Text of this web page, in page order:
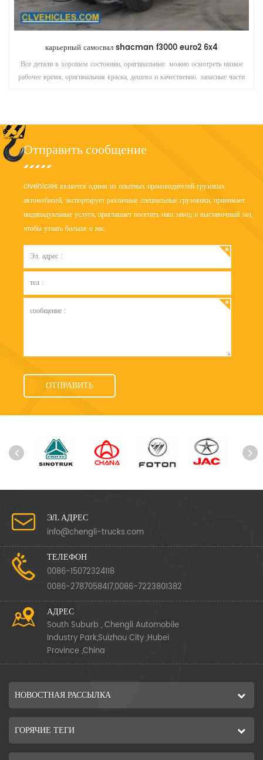
карьерный самосвал shacman f3000 euro2 6x4
Все детали в хорошем состоянии, оригинальные. можно осмотреть низкое
рабочее время, оригинальная краска, дешево и качественно. запасные части
Отправить сообщение
clvehicles является одним из опытных производителей грузовых
автомобилей, экспортирует различные специальные грузовики, принимает
индивидуальные услуги, приглашает посетить наш завод и выставочный зал,
чтобы узнать больше о нас.
ЭЛ. АДРЕС
info@chengli-trucks.com
ТЕЛЕФОН
0086-15072324118
0086-2787058417,0086-7223801382
АДРЕС
South Suburb , Chengli Automobile
Industry Park,Suizhou City ,Hubei
Province ,China
НОВОСТНАЯ РАССЫЛКА
ГОРЯЧИЕ ТЕГИ